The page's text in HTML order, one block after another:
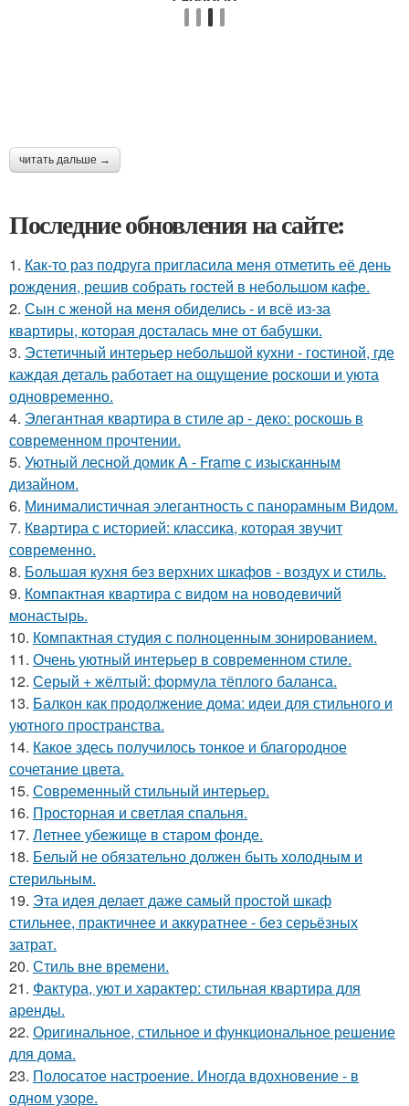
читать дальше →
Последние обновления на сайте:
1. Как-то раз подруга пригласила меня отметить её день
рождения, решив собрать гостей в небольшом кафе.
2. Сын с женой на меня обиделись - и всё из-за
квартиры, которая досталась мне от бабушки.
3. Эстетичный интерьер небольшой кухни - гостиной, где
каждая деталь работает на ощущение роскоши и уюта
одновременно.
4. Элегантная квартира в стиле ар - деко: роскошь в
современном прочтении.
5. Уютный лесной домик A - Frame с изысканным
дизайном.
6. Минималистичная элегантность с панорамным Видом.
7. Квартира с историей: классика, которая звучит
современно.
8. Большая кухня без верхних шкафов - воздух и стиль.
9. Компактная квартира с видом на новодевичий
монастырь.
10. Компактная студия с полноценным зонированием.
11. Очень уютный интерьер в современном стиле.
12. Серый + жёлтый: формула тёплого баланса.
13. Балкон как продолжение дома: идеи для стильного и
уютного пространства.
14. Какое здесь получилось тонкое и благородное
сочетание цвета.
15. Современный стильный интерьер.
16. Просторная и светлая спальня.
17. Летнее убежище в старом фонде.
18. Белый не обязательно должен быть холодным и
стерильным.
19. Эта идея делает даже самый простой шкаф
стильнее, практичнее и аккуратнее - без серьёзных
затрат.
20. Стиль вне времени.
21. Фактура, уют и характер: стильная квартира для
аренды.
22. Оригинальное, стильное и функциональное решение
для дома.
23. Полосатое настроение. Иногда вдохновение - в
одном узоре.